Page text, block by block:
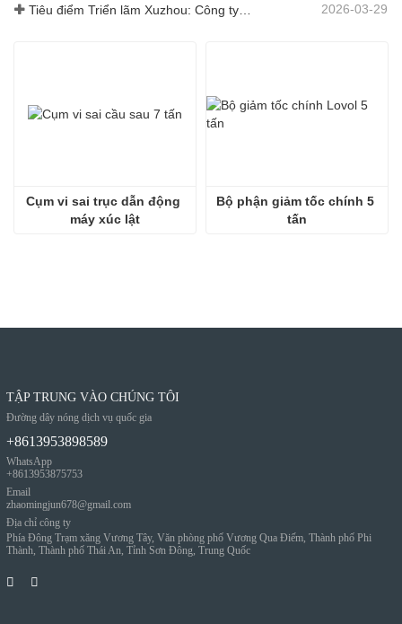
2026-03-29
Cụm vi sai trục dẫn động
máy xúc lật
Bộ phận giảm tốc chính 5
tấn
TẬP TRUNG VÀO CHÚNG TÔI
Đường dây nóng dịch vụ quốc gia
+8613953898589
WhatsApp
+8613953875753
Email
zhaomingjun678@gmail.com
Địa chỉ công ty
Phía Đông Trạm xăng Vương Tây, Văn phòng phố Vương Qua Điếm, Thành phố Phi
Thành, Thành phố Thái An, Tỉnh Sơn Đông, Trung Quốc